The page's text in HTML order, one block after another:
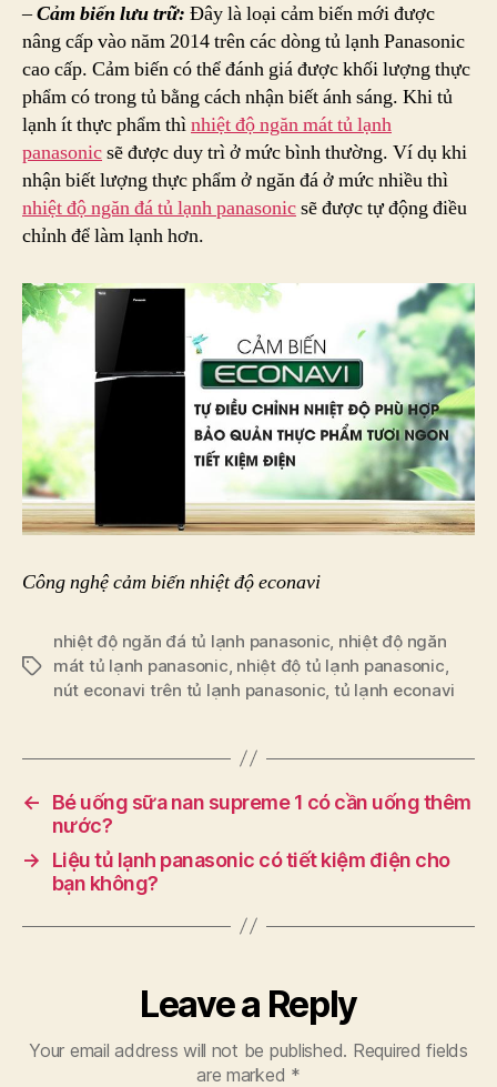
–Cảm biến lưu trữ: Đây là loại cảm biến mới được
nâng cấp vào năm 2014 trên các dòng tủ lạnh Panasonic
cao cấp. Cảm biến có thể đánh giá được khối lượng thực
phẩm có trong tủ bằng cách nhận biết ánh sáng. Khi tủ
lạnh ít thực phẩm thìnhiệt độ ngăn mát tủ lạnh
panasonicsẽ được duy trì ở mức bình thường. Ví dụ khi
nhận biết lượng thực phẩm ở ngăn đá ở mức nhiều thì
nhiệt độ ngăn đá tủ lạnh panasonicsẽ được tự động điều
chỉnh để làm lạnh hơn.
Công nghệ cảm biến nhiệt độ econavi
Tags
nhiệt độ ngăn đá tủ lạnh panasonic nhiệt độ ngăn
mát tủ lạnh panasonic nhiệt độ tủ lạnh panasonic
nút econavi trên tủ lạnh panasonic tủ lạnh econavi
←
Bé uống sữa nan supreme 1 có cần uống thêm
nước?
→
Liệu tủ lạnh panasonic có tiết kiệm điện cho
bạn không?
Leave a Reply
Your email address will not be published. Required fields
are marked *